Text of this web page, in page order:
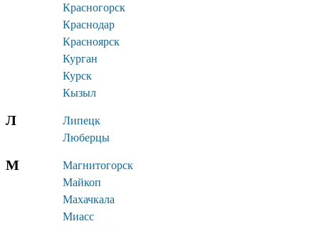
Красногорск
Краснодар
Красноярск
Курган
Курск
Кызыл
Л
Липецк
Люберцы
М
Магнитогорск
Майкоп
Махачкала
Миасс